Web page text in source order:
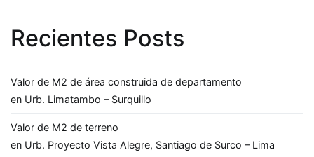
Recientes Posts
Valor de M2 de área construida de departamento
en Urb. Limatambo – Surquillo
Valor de M2 de terreno
en Urb. Proyecto Vista Alegre, Santiago de Surco – Lima